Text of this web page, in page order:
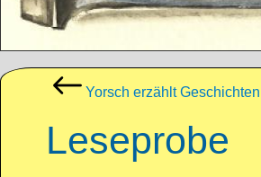
Yorsch erzählt
Leseprobe